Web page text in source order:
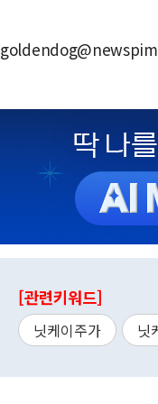
[관련키워드]
닛케이주가 닛